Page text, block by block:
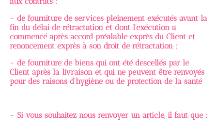
- de fourniture de services pleinement exécutés avant la
fin du délai de rétractation et dont l'exécution a
commencé après accord préalable exprès du Client et
renoncement exprès à son droit de rétractation ;
- de fourniture de biens qui ont été descellés par le
Client après la livraison et qui ne peuvent être renvoyés
pour des raisons d'hygiène ou de protection de la santé
- Si vous souhaitez nous renvoyer un article, il faut que :